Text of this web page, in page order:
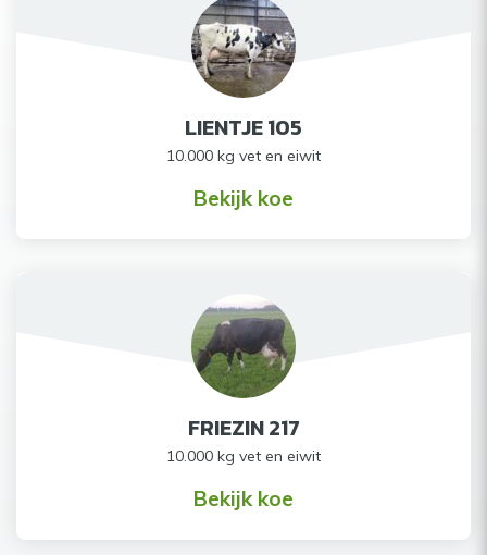
LIENTJE 105
10.000 kg vet en eiwit
Bekijk koe
FRIEZIN 217
10.000 kg vet en eiwit
Bekijk koe